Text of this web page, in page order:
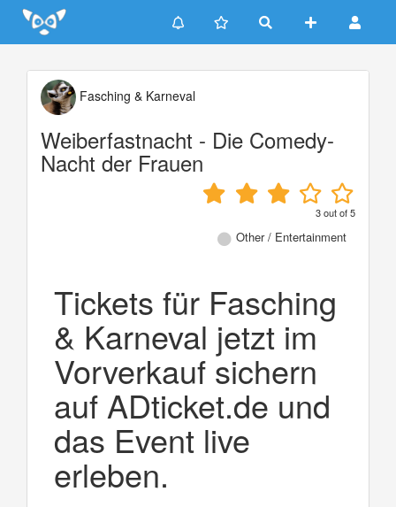
Update cookies preferences
Fasching & Karneval
Weiberfastnacht - Die Comedy-
Nacht der Frauen
3out of5
Other / Entertainment
Tickets für Fasching
& Karneval jetzt im
Vorverkauf sichern
auf ADticket.de und
das Event live
erleben.